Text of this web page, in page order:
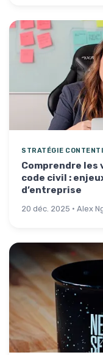
STRATÉGIE
Comprendre les
code civil :
d’entreprise
20 déc. 2025 · Alex